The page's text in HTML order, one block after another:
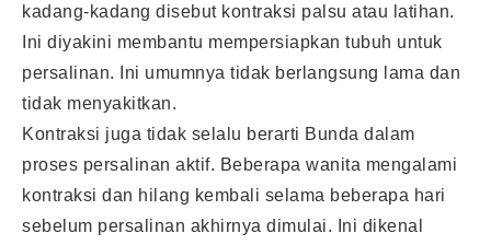
kadang-kadang disebut kontraksi palsu atau latihan.
Ini diyakini membantu mempersiapkan tubuh untuk
persalinan. Ini umumnya tidak berlangsung lama dan
tidak menyakitkan.
Kontraksi juga tidak selalu berarti Bunda dalam
proses persalinan aktif. Beberapa wanita mengalami
kontraksi dan hilang kembali selama beberapa hari
sebelum persalinan akhirnya dimulai. Ini dikenal